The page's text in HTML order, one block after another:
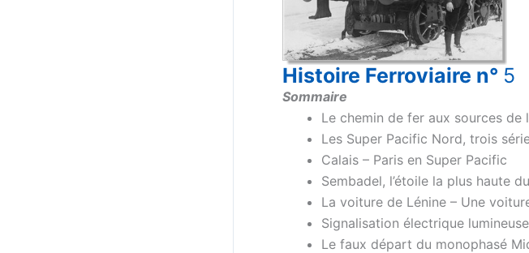
Histoire Ferroviaire n° 5
Sommaire
Le chemin de fer aux sources de
Les Super Pacific Nord, trois
Calais – Paris en Super Pacific
Sembadel, l’étoile la plus haute
La voiture de Lénine – Une
Signalisation électrique
Le faux départ du monophasé